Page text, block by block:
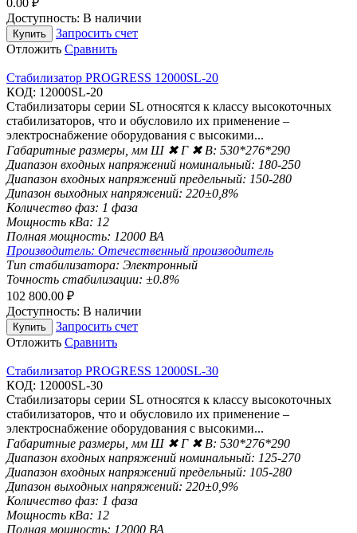
Доступность: В наличии
Купить
Запросить счет
Отложить Сравнить
Стабилизатор PROGRESS 12000SL-20
КОД: 12000SL-20
Стабилизаторы серии SL относятся к класcу высокоточных
стабилизаторов, что и обусловило их применение –
электроснабжение оборудования с высокими...
Габаритные размеры, мм Ш ✖ Г ✖ В: 530*276*290
Диапазон входных напряжений номинальный: 180-250
Диапазон входных напряжений предельный: 150-280
Дипазон выходных напряжений: 220±0,8%
Количество фаз: 1 фаза
Мощность кВа: 12
Полная мощность: 12000 ВА
Производитель: Отечественный производитель
Тип стабилизатора: Электронный
Точность стабилизации: ±0.8%
102 800.00 ₽
Доступность: В наличии
Купить
Запросить счет
Отложить Сравнить
Стабилизатор PROGRESS 12000SL-30
КОД: 12000SL-30
Стабилизаторы серии SL относятся к класcу высокоточных
стабилизаторов, что и обусловило их применение –
электроснабжение оборудования с высокими...
Габаритные размеры, мм Ш ✖ Г ✖ В: 530*276*290
Диапазон входных напряжений номинальный: 125-270
Диапазон входных напряжений предельный: 105-280
Дипазон выходных напряжений: 220±0,9%
Количество фаз: 1 фаза
Мощность кВа: 12
Полная мощность: 12000 ВА